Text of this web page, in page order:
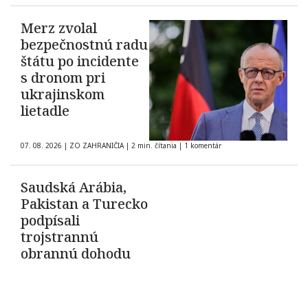
Merz zvolal
bezpečnostnú radu
štátu po incidente
s dronom pri
ukrajinskom
lietadle
07. 08. 2026 | ZO ZAHRANIČIA | 2 min. čítania | 1 komentár
Saudská Arábia,
Pakistan a Turecko
podpísali
trojstrannú
obrannú dohodu